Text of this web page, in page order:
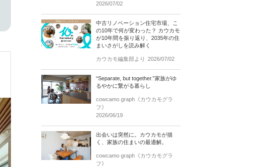
2026/07/02
中古リノベーション住宅市場、こ
の10年で何が変わった？ カウカモ
が10年間を振り返り、2035年の住
まいさがしを読み解く
カウカモ編集部より 2026/07/02
“Separate, but together.”家族がゆ
るやかに繋がる暮らし
cowcamo graph《カウカモグラ
フ》
2026/06/19
出会いは突然に。カウカモが描
く、家族の住まいの最適解。
cowcamo graph《カウカモグラ
フ》